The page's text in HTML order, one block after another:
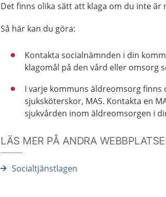
Det finns olika sätt att klaga om du inte
Så här kan du göra:
Kontakta socialnämnden i din
klagomål på den vård eller omsorg
I varje kommuns äldreomsorg
sjuksköterskor, MAS. Kontakta en
sjukvården inom äldreomsorgen i
LÄS MER PÅ ANDRA
Socialtjänstlagen